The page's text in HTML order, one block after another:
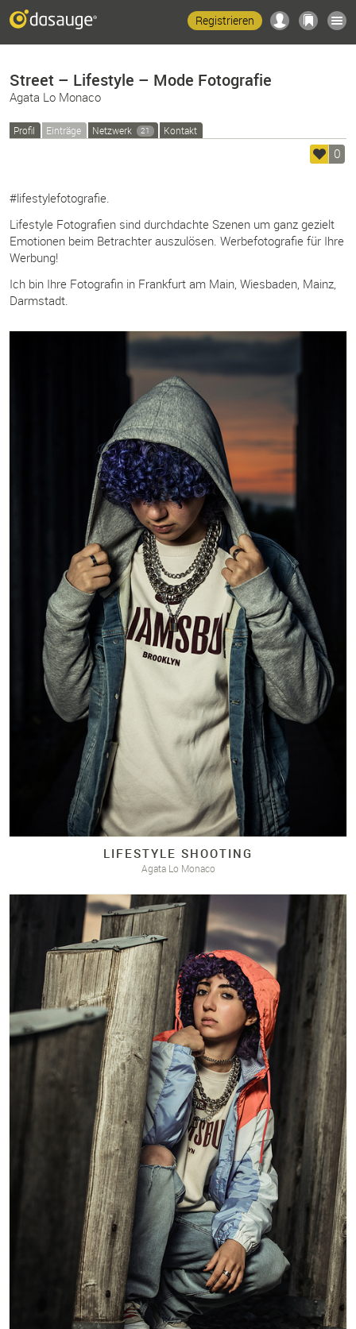
Registrieren
Street – Lifestyle – Mode Fotografie
Agata Lo Monaco
Profil Einträge Netzwerk 21 Kontakt
0
#lifestylefotografie.
Lifestyle Fotografien sind durchdachte Szenen um ganz gezielt
Emotionen beim Betrachter auszulösen. Werbefotografie für Ihre
Werbung!
Ich bin Ihre Fotografin in Frankfurt am Main, Wiesbaden, Mainz,
Darmstadt.
LIFESTYLE SHOOTING
Agata Lo Monaco